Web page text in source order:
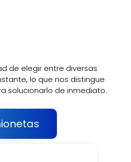
de elegir entre diversas
lo que nos distingue
solucionarlo de inmediato.